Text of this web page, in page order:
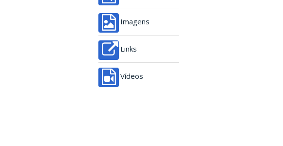
Imagens
Links
Vídeos